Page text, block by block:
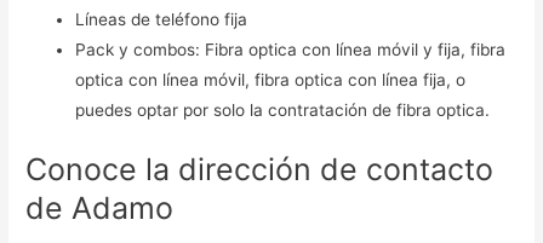
Líneas de teléfono fija
Pack y combos: Fibra optica con línea móvil y fija, fibra
optica con línea móvil, fibra optica con línea fija, o
puedes optar por solo la contratación de fibra optica.
Conoce la dirección de contacto
de Adamo